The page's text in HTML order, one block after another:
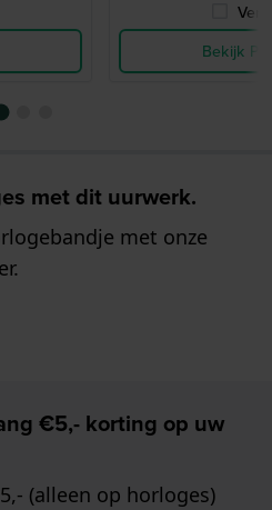
Bekijk
met dit uurwerk.
met onze
€5,- korting op uw
(alleen op horloges)